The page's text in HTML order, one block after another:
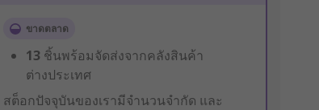
ขาดตลาด
13 ชิ้นพร้อมจัดส่งจากคลังสินค้า
ต่างประเทศ
สต็อกปัจจุบันของเรามีจำนวนจำกัด และ